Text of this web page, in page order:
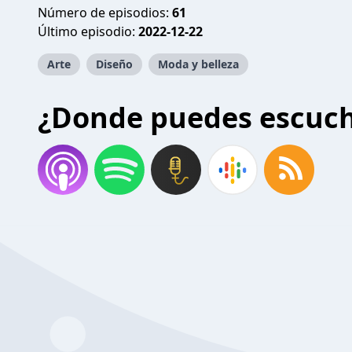
Número de episodios: 61
Último episodio: 2022-12-22
Arte Diseño Moda y belleza
¿Donde puedes